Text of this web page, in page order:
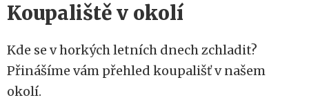
Koupaliště v okolí
Kde se v horkých letních dnech zchladit?
Přinášíme vám přehled koupališť v našem
okolí.